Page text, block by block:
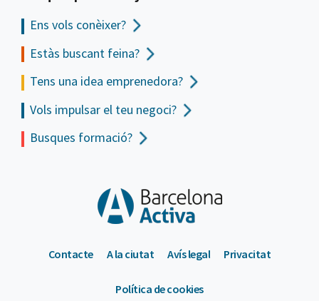
Ens vols conèixer?
Estàs buscant feina?
Tens una idea emprenedora?
Vols impulsar el teu negoci?
Busques formació?
Contacte A la ciutat Avís legal Privacitat
Política de cookies